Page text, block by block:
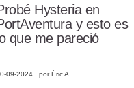
Hysteria en
y esto es
que me pareció
09-2024 por Éric A.